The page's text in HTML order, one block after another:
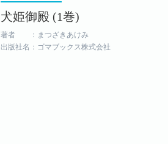
犬姫御殿 (1巻)
著者 ：まつざきあけみ
出版社名：ゴマブックス株式会社